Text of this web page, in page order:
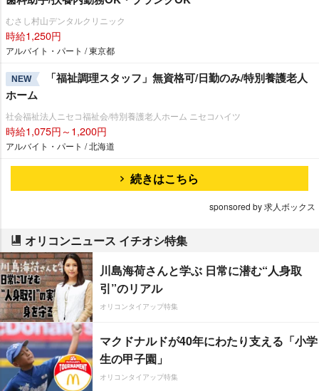
むさし村山デンタルクリニック
時給1,250円
アルバイト・パート / 東京都
NEW
「福祉調理スタッフ」無資格可/日勤のみ/特別養護老人
ホーム
社会福祉法人ニセコ福祉会/特別養護老人ホーム ニセコハイツ
時給1,075円～1,200円
アルバイト・パート / 北海道
続きはこちら
sponsored by 求人ボックス
オリコンニュース イチオシ特集
川島海荷さんと学ぶ 日常に潜む“人身取
引”のリアル
オリコンタイアップ特集
マクドナルドが40年にわたり支える「小学
生の甲子園」
オリコンタイアップ特集